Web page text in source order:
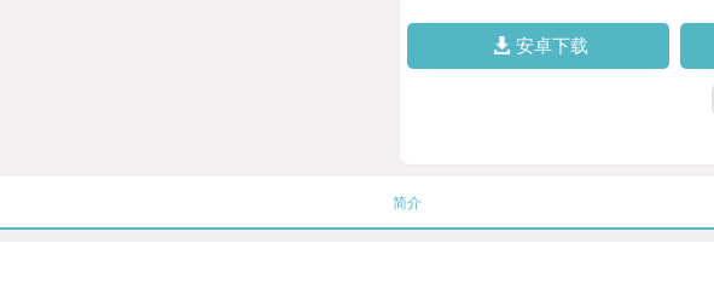
安卓下载
简介